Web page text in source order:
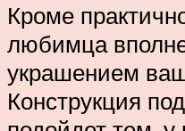
Кроме
любимца
украшением
Конструкция